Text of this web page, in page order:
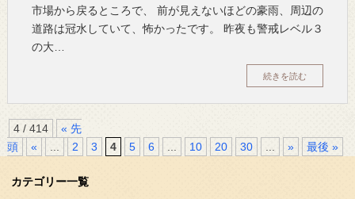
市場から戻るところで、 前が見えないほどの豪雨、周辺の
道路は冠水していて、怖かったです。 昨夜も警戒レベル３
の大…
続きを読む
4 / 414
« 先
頭
« 2 3 4 5 6 10 20 30 » 最後 »
カテゴリー一覧